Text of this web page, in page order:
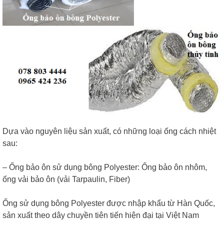
Dựa vào nguyên liệu sản xuất, có những loại ống cách nhiệt
sau:
– Ống bảo ôn sử dụng bông Polyester: Ống bảo ôn nhôm,
ống vải bảo ôn (vải Tarpaulin, Fiber)
Ống sử dụng bông Polyester được nhập khẩu từ Hàn Quốc,
sản xuất theo dây chuyền tiên tiến hiện đại tại Việt Nam